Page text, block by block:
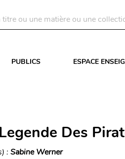
PUBLICS ESPACE
Des
: Sabine Werner